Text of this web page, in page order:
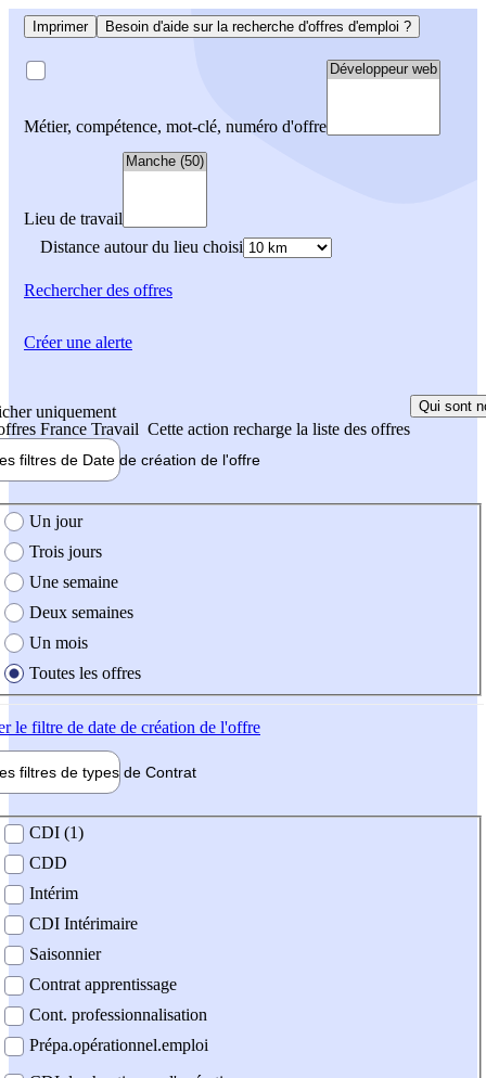
Imprimer Besoin d'aide sur la recherche d'offres d'emploi ?
Métier, compétence, mot-clé, numéro d'offre
Lieu de travail
Distance autour du lieu choisi
Rechercherdes offres
uniquement
France Travail Cette action recharge la liste des offres
Qui sont
filtres de Date de création de l'offre
création de l'offre
Un jour
Trois jours
Une semaine
Deux semaines
Un mois
Toutes les offres
le filtre de date de création de l'offre
filtres de types de Contrat
contrat
CDI (1)
CDD
Intérim
CDI Intérimaire
Saisonnier
Contrat apprentissage
Cont. professionnalisation
Prépa.opérationnel.emploi
Créer une alerte